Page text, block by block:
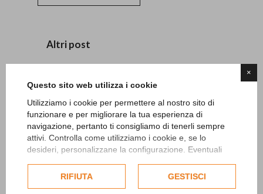
×
Questo sito web utilizza i cookie
Utilizziamo i cookie per permettere al nostro sito di
funzionare e per migliorare la tua esperienza di
navigazione, pertanto ti consigliamo di tenerli sempre
attivi. Controlla come utilizziamo i cookie e, se lo
desideri, personalizzane la configurazione. Eventuali
esclusivamente previa acquisizione del consenso
RIFIUTA GESTISCI
Altri post
13/04/2026 - News
Safeguarding
27/06/2024 - News
“Ryder SFIDA women vs men”
15/05/2024 - News